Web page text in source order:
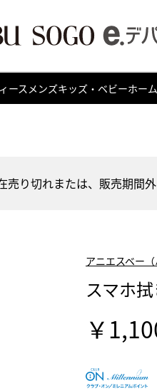
ース メンズキッズ・ベビーホー
売り切れまたは、販売期間外
アニエスベー（
スマホ拭
￥